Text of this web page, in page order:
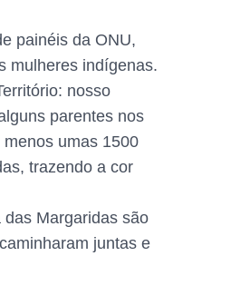
painéis da ONU,
mulheres indígenas.
nosso
parentes nos
umas 1500
trazendo a cor
Margaridas são
juntas e